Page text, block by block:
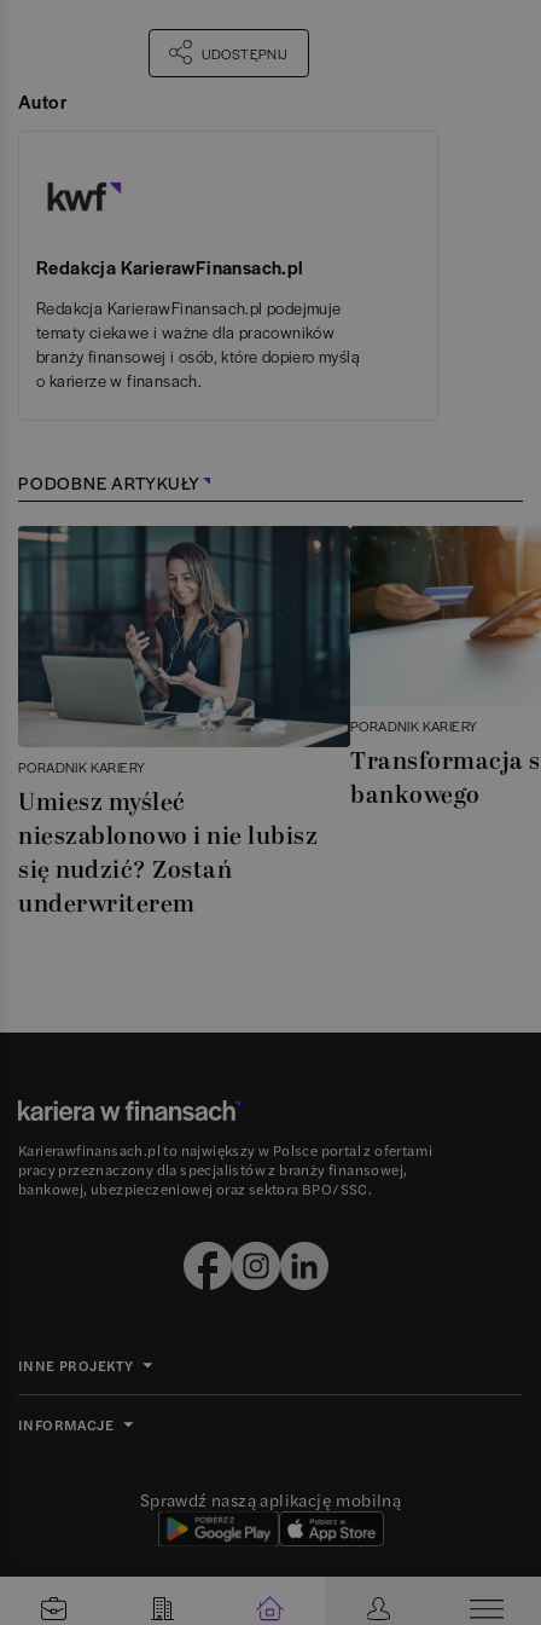
UDOSTĘPNIJ
Autor
Redakcja KarierawFinansach.pl
Redakcja KarierawFinansach.pl podejmuje
tematy ciekawe i ważne dla pracowników
branży finansowej i osób, które dopiero myślą
o karierze w finansach.
PODOBNE ARTYKUŁY
PORADNIK KARIERY
Umiesz myśleć
nieszablonowo i nie lubisz
się nudzić? Zostań
underwriterem
PORADNIK KARIERY
Transformacja
bankowego
Karierawfinansach.pl to największy w Polsce portal z ofertami
pracy przeznaczony dla specjalistów z branży finansowej,
bankowej, ubezpieczeniowej oraz sektora BPO/SSC.
INNE PROJEKTY
INFORMACJE
Sprawdź naszą aplikację mobilną
Ⓒ 2008- 2026Grupa MBE sp. z o.o. Wszelkie prawa zastrzeżone.